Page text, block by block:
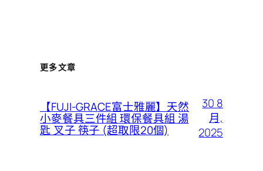
更多文章
【FUJI-GRACE富士雅麗】天然
小麥餐具三件組 環保餐具組 湯
匙 叉子 筷子 (超取限20個)
30 8
月,
2025